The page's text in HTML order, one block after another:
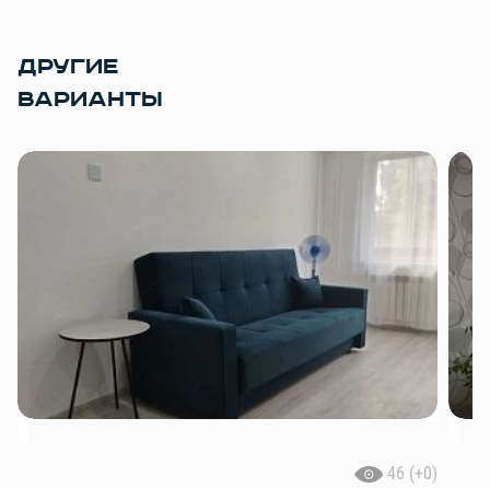
ДРУГИЕ
ВАРИАНТЫ
46 (+0)